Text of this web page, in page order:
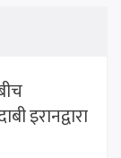
इरानद्वारा